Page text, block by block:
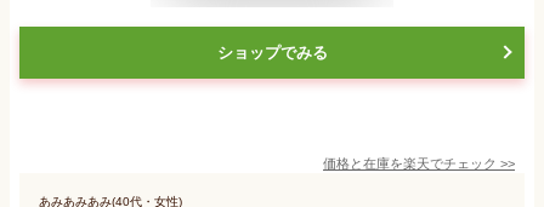
ショップでみる
価格と在庫を楽天でチェック >>
あみあみあみ(40代・女性)